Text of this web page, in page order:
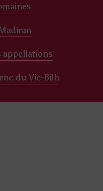
appellations
du Vic-Bilh